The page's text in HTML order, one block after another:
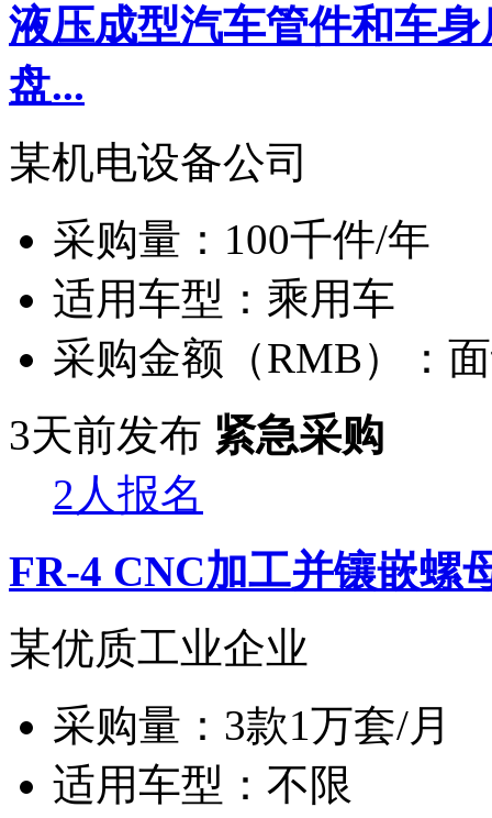
液压成型汽车管件和车
盘...
某机电设备公司
采购量： 100千件/年
适用车型： 乘用车
采购金额（RMB）：
3天前发布 紧急采购
2人报名
FR-4 CNC加工并镶嵌螺
某优质工业企业
采购量： 3款1万套/月
适用车型： 不限